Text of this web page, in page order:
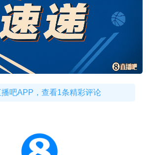
吧APP，查看1条精彩评论